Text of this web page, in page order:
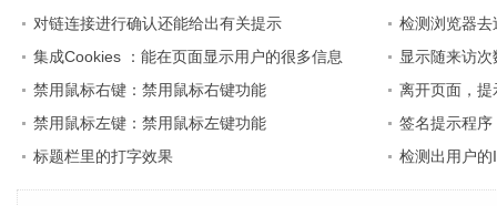
对链连接进行确认还能给出有关提示
检测浏览器去
集成Cookies ：能在页面显示用户的很多信息
显示随来访次
禁用鼠标右键：禁用鼠标右键功能
离开页面，
禁用鼠标左键：禁用鼠标左键功能
签名提示程
语
标题栏里的打字效果 检测出用户